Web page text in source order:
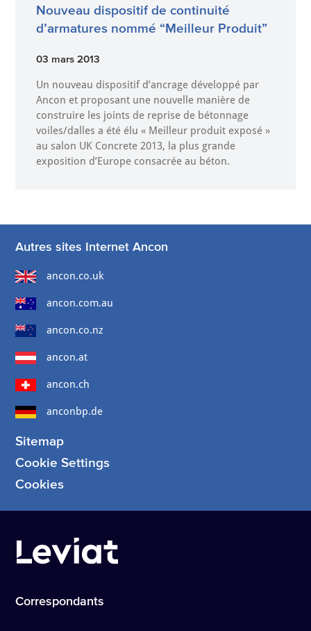
Nouveau dispositif de continuité
d’armatures nommé “Meilleur Produit”
03 mars 2013
Un nouveau dispositif d’ancrage développé par
Ancon et proposant une nouvelle manière de
construire les joints de reprise de bétonnage
voiles/dalles a été élu « Meilleur produit exposé »
au salon UK Concrete 2013, la plus grande
exposition d’Europe consacrée au béton.
Autres sites Internet Ancon
ancon.co.uk
ancon.com.au
ancon.co.nz
ancon.at
ancon.ch
anconbp.de
Sitemap
Cookie Settings
Cookies
Correspondants